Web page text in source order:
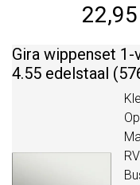
22,95
Gira wippenset
4.55 edelstaal